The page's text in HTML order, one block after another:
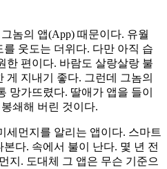
놈의 앱(App) 때문이다. 유월
웃도는 더위다. 다만 아직 습
한 편이다. 바람도 살랑살랑 불
게 지내기 좋다. 그런데 그놈의
망가뜨렸다. 딸애가 앱을 들이
쇄해 버린 것이다.
세먼지를 알리는 앱이다. 스마트
다. 속에서 불이 난다. 몇 년 전
지. 도대체 그 앱은 무슨 기준으